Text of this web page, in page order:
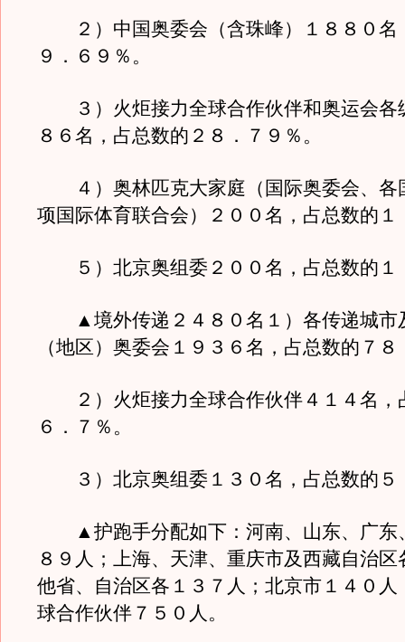
２）中国奥委会（含珠峰）１８８０名
９．６９％。
３）火炬接力全球合作伙伴和奥运会各
８６名，占总数的２８．７９％。
４）奥林匹克大家庭（国际奥委会、各
项国际体育联合会）２００名，占总数的１
５）北京奥组委２００名，占总数的１
▲境外传递２４８０名１）各传递城市
（地区）奥委会１９３６名，占总数的７
２）火炬接力全球合作伙伴４１４名，
６．７％。
３）北京奥组委１３０名，占总数的５
▲护跑手分配如下：河南、山东、广东
８９人；上海、天津、重庆市及西藏自治
他省、自治区各１３７人；北京市１４０人
球合作伙伴７５０人。